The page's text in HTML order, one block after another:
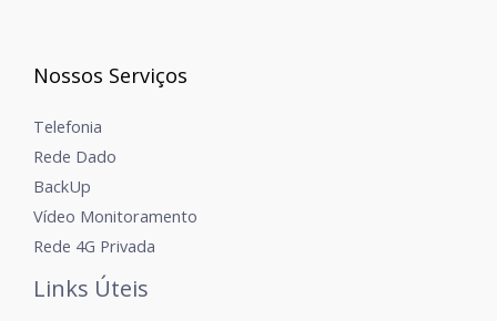
Nossos Serviços
Telefonia
Rede Dado
BackUp
Vídeo Monitoramento
Rede 4G Privada
Links Úteis